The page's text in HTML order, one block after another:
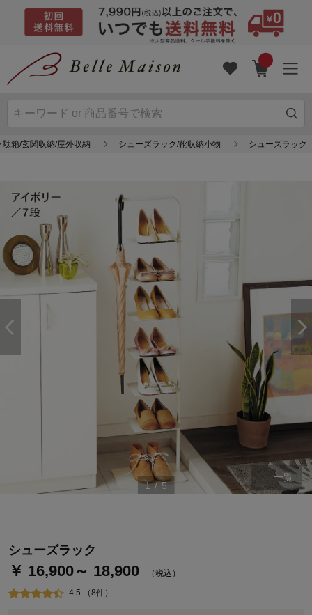
駄箱/玄関収納/屋外収納 シューズラック/靴収納小物 シューズラック
1 / 5
一覧
シューズラック
￥ 16,900～ 18,900 （税込）
4.5 （8件）
ステージが上がれば送料無料・返品引取無料！
さらにポイント還元最大16倍！
ベルメゾン・ポイントについて
通常商品送料無料 返品引取無料（JCBのみ）
即時入会なら更に500円OFFクーポンプレゼント